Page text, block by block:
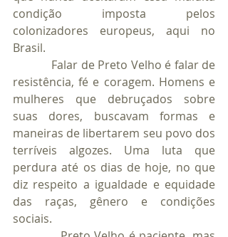
condição imposta pelos
colonizadores europeus, aqui no
Brasil.
resistência, fé e coragem. Homens e
mulheres que debruçados sobre
suas dores, buscavam formas e
maneiras de libertarem seu povo dos
terríveis algozes. Uma luta que
perdura até os dias de hoje, no que
diz respeito a igualdade e equidade
das raças, gênero e condições
sociais.